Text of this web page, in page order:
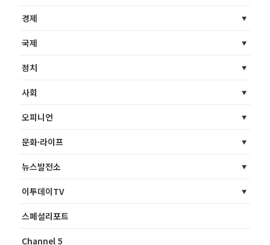
경제
국제
정치
사회
오피니언
문화·라이프
뉴스발전소
이투데이TV
스페셜리포트
Channel 5